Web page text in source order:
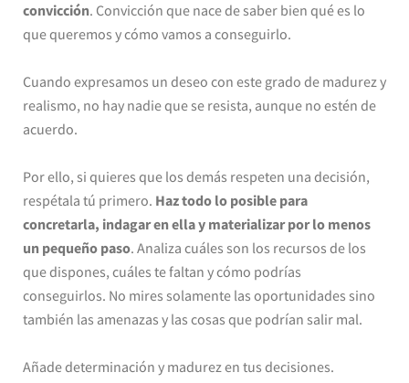
convicción. Convicción que nace de saber bien qué es lo
que queremos y cómo vamos a conseguirlo.
Cuando expresamos un deseo con este grado de madurez y
realismo, no hay nadie que se resista, aunque no estén de
acuerdo.
Por ello, si quieres que los demás respeten una decisión,
respétala tú primero. Haz todo lo posible para
concretarla, indagar en ella y materializar por lo menos
un pequeño paso. Analiza cuáles son los recursos de los
que dispones, cuáles te faltan y cómo podrías
conseguirlos. No mires solamente las oportunidades sino
también las amenazas y las cosas que podrían salir mal.
Añade determinación y madurez en tus decisiones.